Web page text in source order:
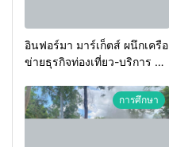
อินฟอร์มา มาร์เก็ตส์ ผนึกเครือ
ข่ายธุรกิจท่องเที่ยว-บริการ จัด
2026 เชื่อม 4 งานใหญ่ สร้าง
โอกาสธุรกิจครบวงจร ด้วย
การศึกษา